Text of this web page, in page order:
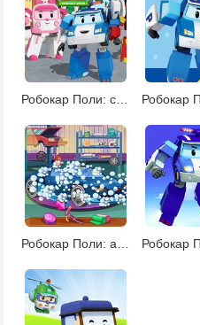
Робокар Поли: спасательные операции
Робокар Поли: автомойка